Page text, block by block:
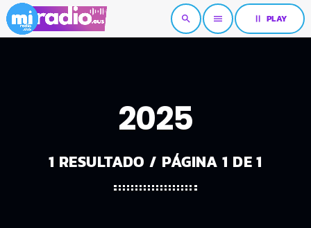
search menu pause PLAY
2025
1 RESULTADO / PÁGINA 1 DE 1